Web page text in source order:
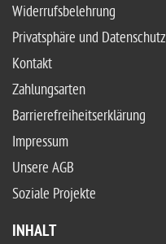
Widerrufsbelehrung
Privatsphäre und Datenschutz
Kontakt
Zahlungsarten
Barrierefreiheitserklärung
Impressum
Unsere AGB
Soziale Projekte
INHALT